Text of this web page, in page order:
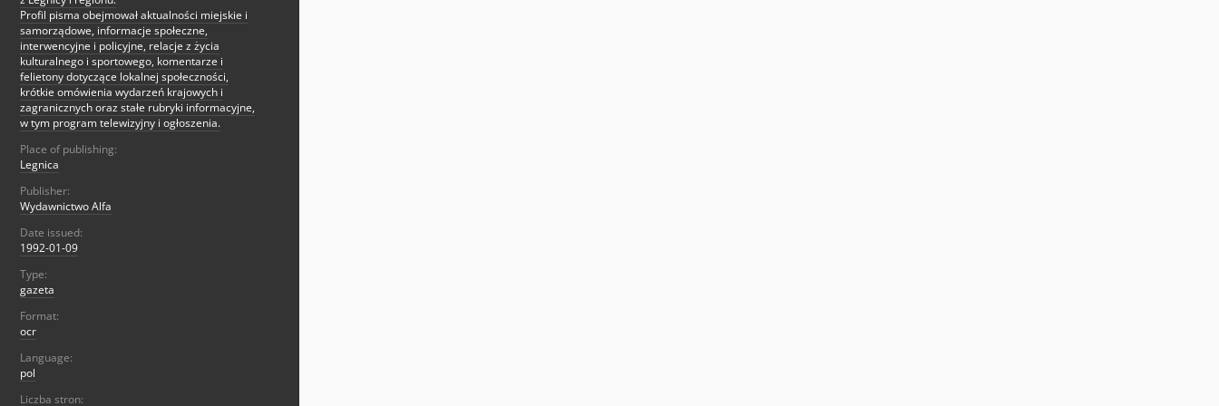
Profil pisma obejmował aktualności miejskie i
samorządowe, informacje społeczne,
interwencyjne i policyjne, relacje z życia
kulturalnego i sportowego, komentarze i
felietony dotyczące lokalnej społeczności,
krótkie omówienia wydarzeń krajowych i
zagranicznych oraz stałe rubryki informacyjne,
w tym program telewizyjny i ogłoszenia.
Place of publishing:
Legnica
Publisher:
Wydawnictwo Alfa
Date issued:
1992-01-09
Type:
gazeta
Format:
ocr
Language:
pol
Liczba stron: